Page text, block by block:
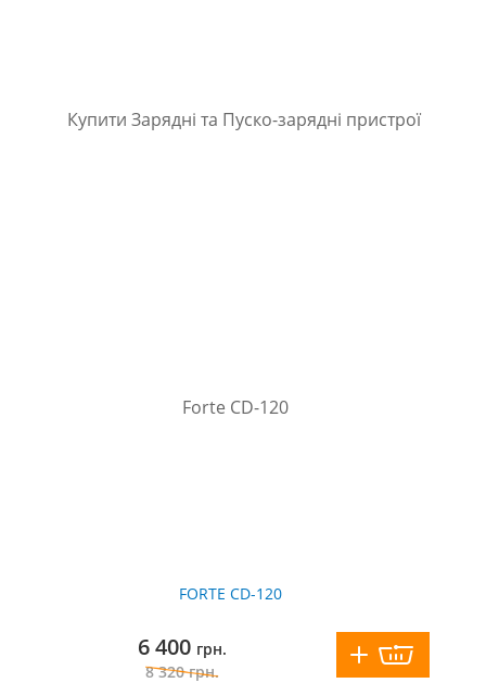
FORTE CD-120
6 400 грн.
8 320грн.